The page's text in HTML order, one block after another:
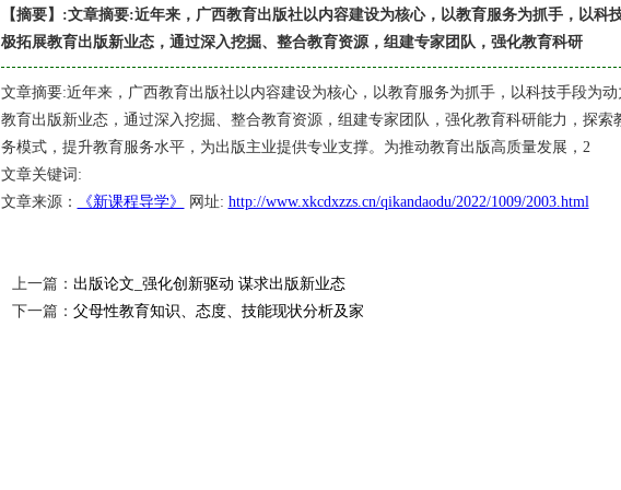
【摘要】:文章摘要:近年来，广西教育出版社以内容建设为核心，以教育服务为抓手，以科
极拓展教育出版新业态，通过深入挖掘、整合教育资源，组建专家团队，强化教育科研
文章摘要:近年来，广西教育出版社以内容建设为核心，以教育服务为抓手，以科技手段为
教育出版新业态，通过深入挖掘、整合教育资源，组建专家团队，强化教育科研能力，探索
务模式，提升教育服务水平，为出版主业提供专业支撑。为推动教育出版高质量发展，2
文章关键词:
文章来源：
《新课程导学》 网址: http://www.xkcdxzzs.cn/qikandaodu/2022/1009/2003.html
上一篇： 出版论文_强化创新驱动 谋求出版新业态
下一篇： 父母性教育知识、态度、技能现状分析及家